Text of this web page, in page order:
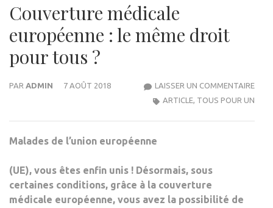
Couverture médicale
européenne : le même droit
pour tous ?
PAR ADMIN 7 AOÛT 2018 LAISSER UN COMMENTAIRE
ARTICLE, TOUS POUR UN
Malades de l’union européenne
(UE), vous êtes enfin unis ! Désormais, sous
certaines conditions, grâce à la couverture
médicale européenne, vous avez la possibilité de